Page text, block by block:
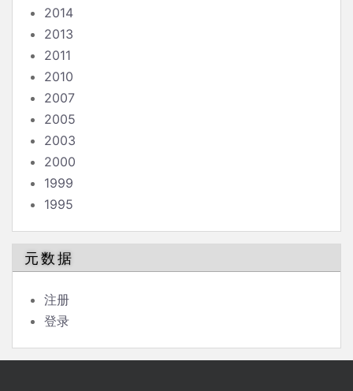
2014
2013
2011
2010
2007
2005
2003
2000
1999
1995
元数据
注册
登录